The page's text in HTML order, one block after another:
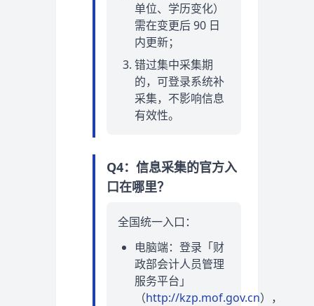
单位、学历变化）
需在变更后 90 日
内更新；
错过集中采集期
的，可登录系统补
采集，不影响信息
有效性。
Q4：信息采集的官方入
口在哪里？
全国统一入口：
电脑端：登录「财
政部会计人员管理
服务平台」
（http://kzp.mof.gov.cn），